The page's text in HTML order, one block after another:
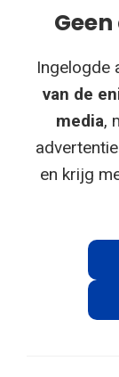
Ingelogde
van de
media,
en krijg